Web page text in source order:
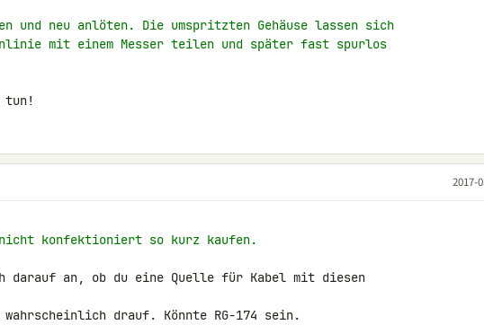
und neu anlöten. Die umspritzten Gehäuse lassen sich
mit einem Messer teilen und später fast spurlos
tun!
2017-
konfektioniert so kurz kaufen.
darauf an, ob du eine Quelle für Kabel mit diesen
drauf. Könnte RG-174 sein.